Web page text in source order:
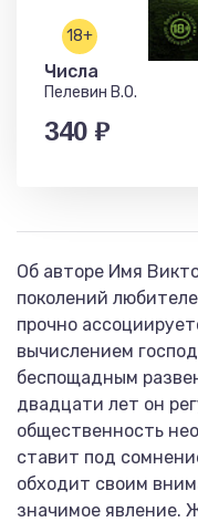
18+
Числа
Пелевин В.О.
340 ₽
Об авторе Имя
поколений
прочно
вычислением
беспощадным
двадцати лет он
общественность
ставит под
обходит своим
значимое явление.